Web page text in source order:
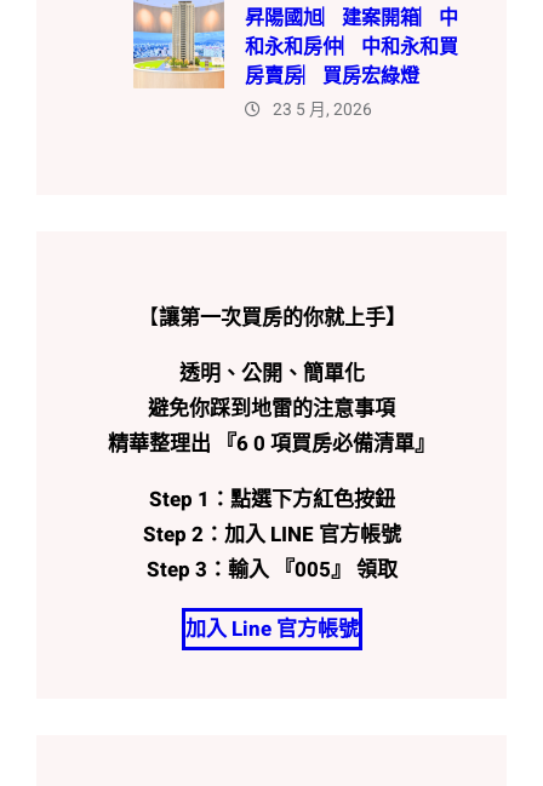
昇陽國旭︳建案開箱︳中
和永和房仲︳中和永和買
房賣房︳買房宏綠燈
23 5 月, 2026
【讓第一次買房的你就上手】
透明、公開、簡單化
避免你踩到地雷的注意事項
精華整理出 『6 0 項買房必備清單』
Step 1：點選下方紅色按鈕
Step 2：加入 LINE 官方帳號
Step 3：輸入 『005』 領取
加入 Line 官方帳號